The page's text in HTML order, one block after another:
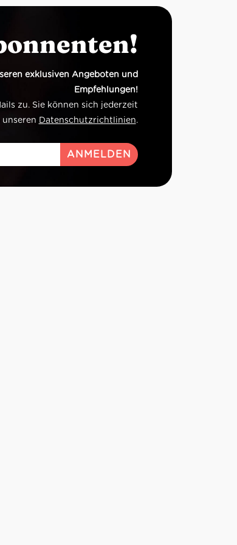
exklusiven Angeboten und
Empfehlungen!
zu. Sie können sich jederzeit
Datenschutzrichtlinien.